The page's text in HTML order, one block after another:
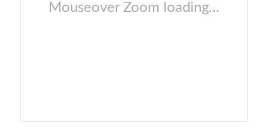
Mouseover Zoom loading...